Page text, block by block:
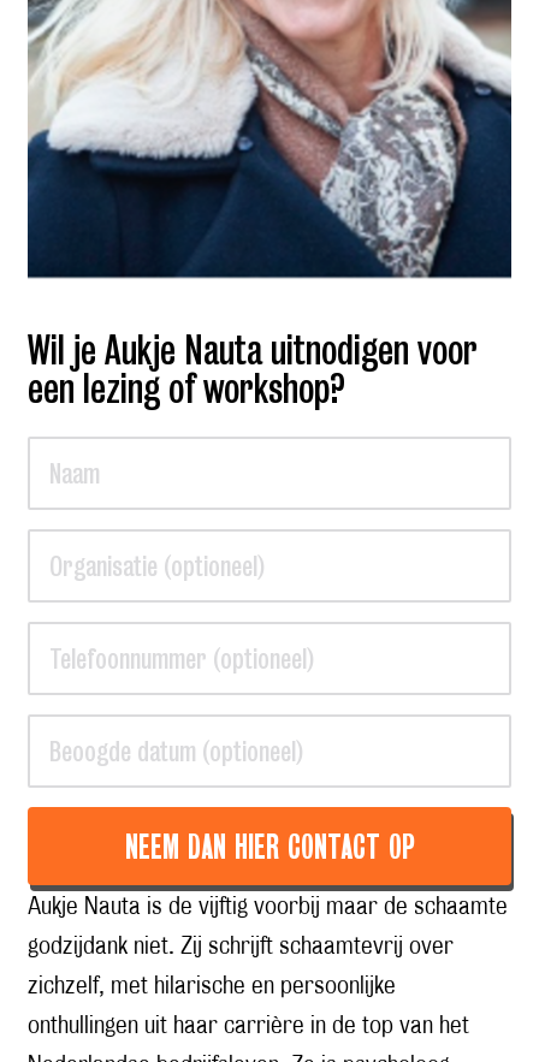
Wil je Aukje Nauta uitnodigen voor
een lezing of workshop?
NEEM DAN HIER CONTACT OP
Aukje Nauta is de vijftig voorbij maar de schaamte
godzijdank niet. Zij schrijft schaamtevrij over
zichzelf, met hilarische en persoonlijke
onthullingen uit haar carrière in de top van het